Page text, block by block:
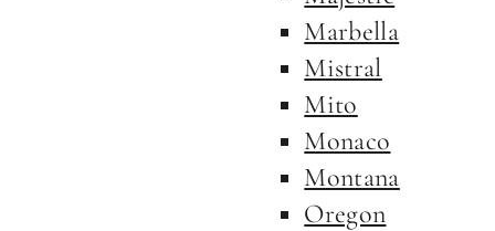
Marbella
Mistral
Mito
Monaco
Montana
Oregon